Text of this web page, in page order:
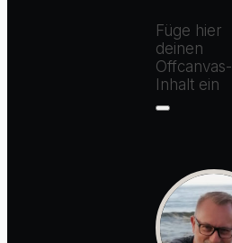
Füge hier
deinen
Offcanvas-
Inhalt ein